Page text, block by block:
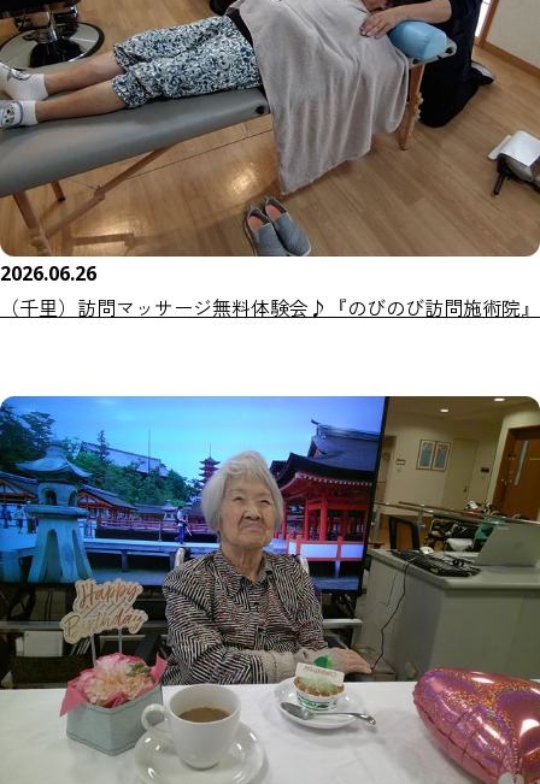
2026.06.26
（千里）訪問マッサージ無料体験会♪『のびのび訪問施術院』